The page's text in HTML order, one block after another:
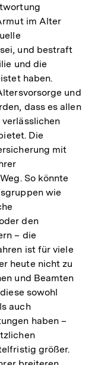
im Alter
und bestraft
und die
haben.
und
dass es allen
Die
mit
So könnte
wie
den
– die
ist für viele
heute nicht zu
und Beamten
sowohl
auch
haben –
größer.Zum